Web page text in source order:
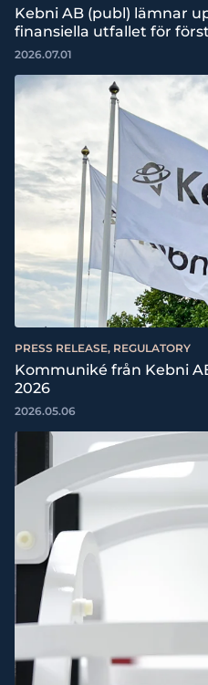
Kebni AB (publ) lämnar
finansiella utfallet för
2026.07.01
PRESS RELEASE, REGULATORY
Kommuniké från Kebni
2026
2026.05.06